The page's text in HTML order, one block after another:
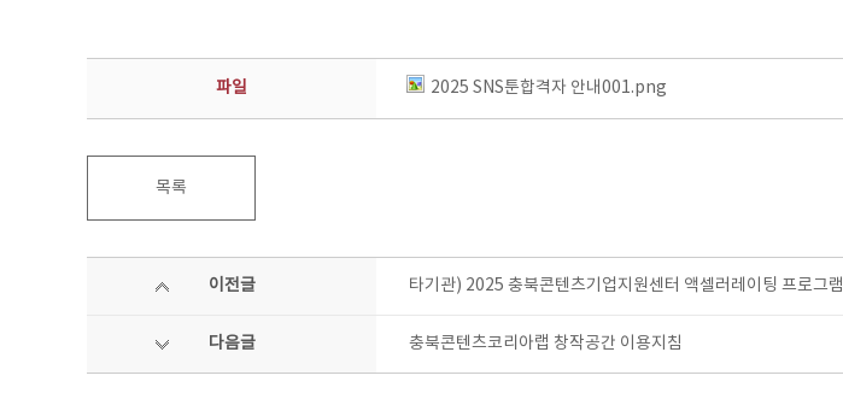
파일 2025 SNS툰합격자 안내001.png
목록
이전글 타기관) 2025 충북콘텐츠기업지원센터 액셀러레이팅 프로그
다음글 충북콘텐츠코리아랩 창작공간 이용지침